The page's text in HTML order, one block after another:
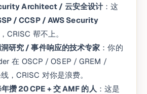
Architect / 云安全设计：这
/ CCSP / AWS Security
CRISC 帮不上。
研究 / 事件响应的技术专家 ：你的
在 OSCP / OSEP / GREM /
，CRISC 对你是浪费。
攒 20 CPE + 交 AMF 的人 ：这是